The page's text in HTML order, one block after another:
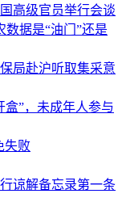
高级官员举行会谈
数据是“油门”还是
局赴沪听取集采意
盒”，未成年人参与
失败
谅解备忘录第一条